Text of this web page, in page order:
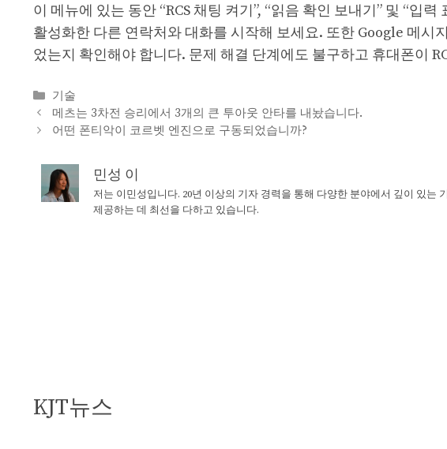
이 메뉴에 있는 동안 “RCS 채팅 켜기”, “읽음 확인 보내기” 및 “입
활성화한 다른 연락처와 대화를 시작해 보세요. 또한 Google 메
었는지 확인해야 합니다. 문제 해결 단계에도 불구하고 휴대폰이
Categories
기술
메츠는 3차전 승리에서 3개의 큰 투아웃 안타를 내놨습니다.
어떤 폰티악이 코르벳 엔진으로 구동되었습니까?
민성 이
저는 이민성입니다. 20년 이상의 기자 경력을 통해 다양한 분야에서 깊이 있
제공하는 데 최선을 다하고 있습니다.
KJT뉴스